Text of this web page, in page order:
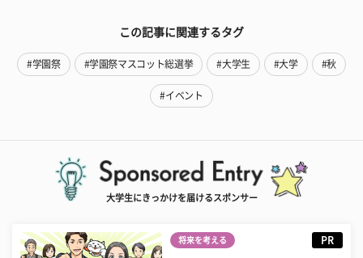
この記事に関連するタグ
#学園祭 #学園祭マスコット総選挙 #大学生 #大学 #秋
#イベント
大学生にきっかけを届けるスポンサー
将来を考える PR